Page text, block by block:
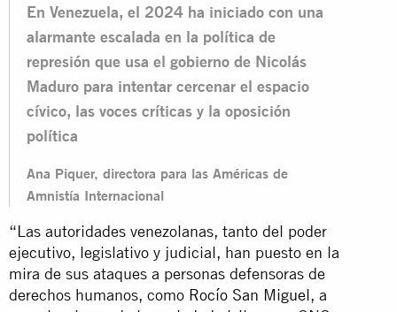
En Venezuela, el 2024 ha iniciado con una
alarmante escalada en la política de
represión que usa el gobierno de Nicolás
Maduro para intentar cercenar el espacio
cívico, las voces críticas y la oposición
política
Ana Piquer, directora para las Américas de
Amnistía Internacional
“Las autoridades venezolanas, tanto del poder
ejecutivo, legislativo y judicial, han puesto en la
mira de sus ataques a personas defensoras de
derechos humanos, como Rocío San Miguel, a